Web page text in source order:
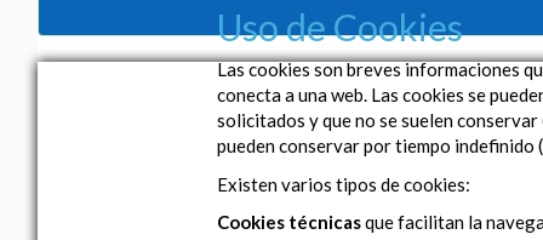
Uso de Cookies
Las cookies son breves informaciones
conecta a una web. Las cookies se
solicitados y que no se suelen
pueden conservar por tiempo indefinido
Existen varios tipos de cookies:
Cookies técnicasque facilitan la